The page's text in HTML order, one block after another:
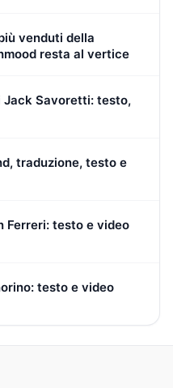
venduti della
resta al vertice
Jack Savoretti: testo,
traduzione, testo e
Ferreri: testo e video
testo e video